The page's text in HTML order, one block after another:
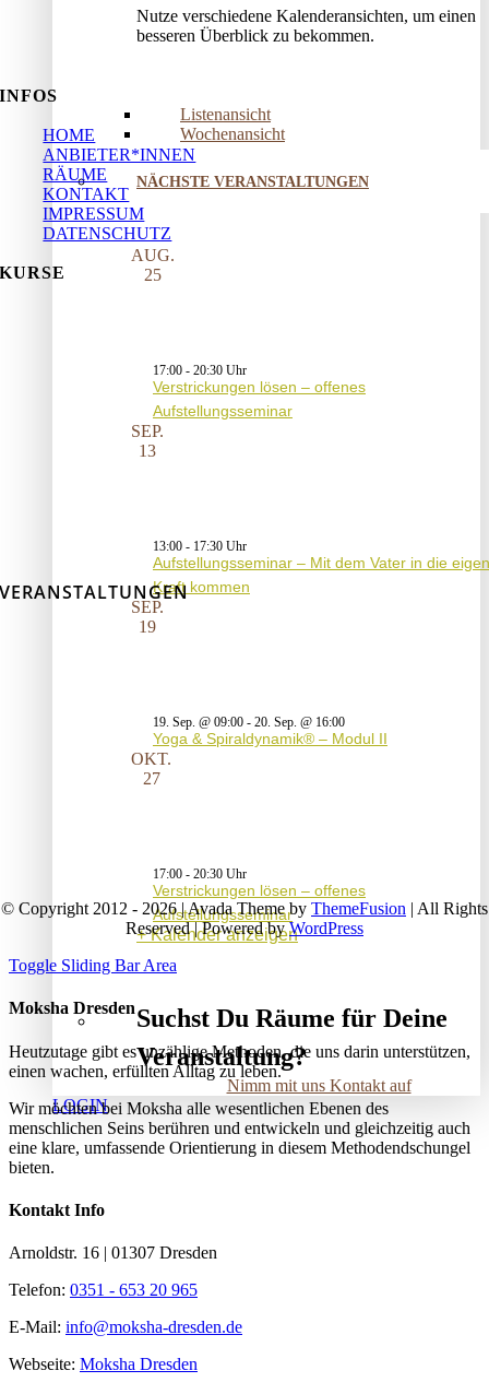
Nutze verschiedene Kalenderansichten, um einen
besseren Überblick zu bekommen.
Listenansicht
Wochenansicht
NÄCHSTE VERANSTALTUNGEN
AUG.
25
17:00 - 20:30
Verstrickungen lösen – offenes
Aufstellungsseminar
SEP.
13
13:00 - 17:30
Aufstellungsseminar – Mit dem Vater in die
Kraft kommen
SEP.
19
19. Sep. @ 09:00 - 20. Sep. @ 16:00
Yoga & Spiraldynamik® – Modul II
OKT.
27
17:00 - 20:30
Verstrickungen lösen – offenes
Aufstellungsseminar
Kalender anzeigen
Suchst Du Räume für Deine
Veranstaltung?
Nimm mit uns Kontakt auf
LOGIN
INFOS
HOME
ANBIETER*INNEN
RÄUME
KONTAKT
IMPRESSUM
DATENSCHUTZ
KURSE
VERANSTALTUNGEN
© Copyright 2012 - 2026 | Avada Theme by ThemeFusion | All Rights
Reserved | Powered byWordPress
Toggle Sliding Bar Area
Moksha Dresden
Heutzutage gibt es unzählige Methoden, die uns darin unterstützen,
einen wachen, erfüllten Alltag zu leben.
Wir möchten bei Moksha alle wesent­lichen Ebenen des
menschlichen Seins berühren und entwickeln und gleichzeitig auch
eine klare, umfassende Orientierung in diesem Methodendschungel
bieten.
Kontakt Info
Arnoldstr. 16 | 01307 Dresden
Telefon: 0351 - 653 20 965
E-Mail: info@moksha-dresden.de
Webseite: Moksha Dresden